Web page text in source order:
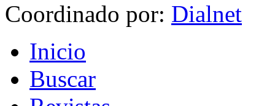
Coordinado por:
Inicio
Buscar